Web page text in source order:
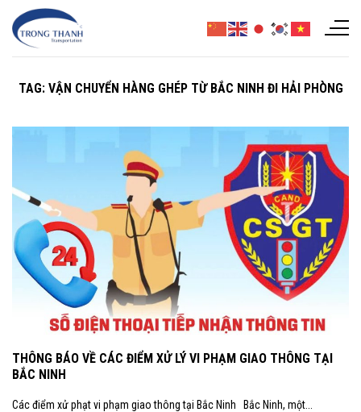
Chuyển
đến
TAG: VẬN CHUYỂN HÀNG GHÉP TỪ BẮC NINH ĐI HẢI PHÒNG
THÔNG BÁO VỀ CÁC ĐIỂM XỬ LÝ VI PHẠM GIAO THÔNG TẠI
BẮC NINH
Các điểm xử phạt vi phạm giao thông tại Bắc Ninh Bắc Ninh, một...